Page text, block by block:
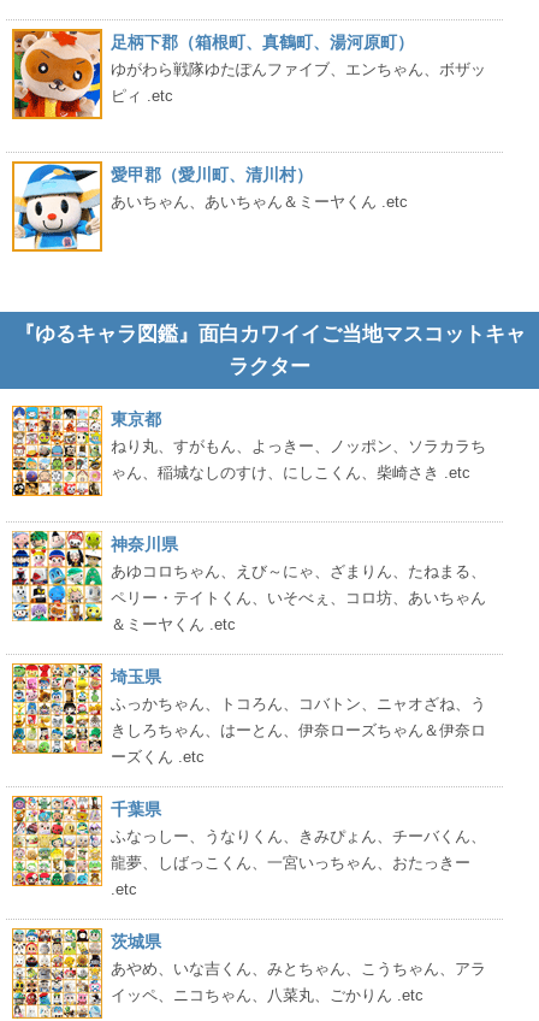
足柄下郡（箱根町、真鶴町、湯河原町）
ゆがわら戦隊ゆたぽんファイブ、エンちゃん、ボザッ
ピィ .etc
愛甲郡（愛川町、清川村）
あいちゃん、あいちゃん＆ミーヤくん .etc
『ゆるキャラ図鑑』面白カワイイご当地マスコットキャ
ラクター
東京都
ねり丸、すがもん、よっきー、ノッポン、ソラカラち
ゃん、稲城なしのすけ、にしこくん、柴崎さき .etc
神奈川県
あゆコロちゃん、えび～にゃ、ざまりん、たねまる、
ペリー・テイトくん、いそべぇ、コロ坊、あいちゃん
＆ミーヤくん .etc
埼玉県
ふっかちゃん、トコろん、コバトン、ニャオざね、う
きしろちゃん、はーとん、伊奈ローズちゃん＆伊奈ロ
ーズくん .etc
千葉県
ふなっしー、うなりくん、きみぴょん、チーバくん、
龍夢、しばっこくん、一宮いっちゃん、おたっきー
.etc
茨城県
あやめ、いな吉くん、みとちゃん、こうちゃん、アラ
イッペ、ニコちゃん、八菜丸、ごかりん .etc